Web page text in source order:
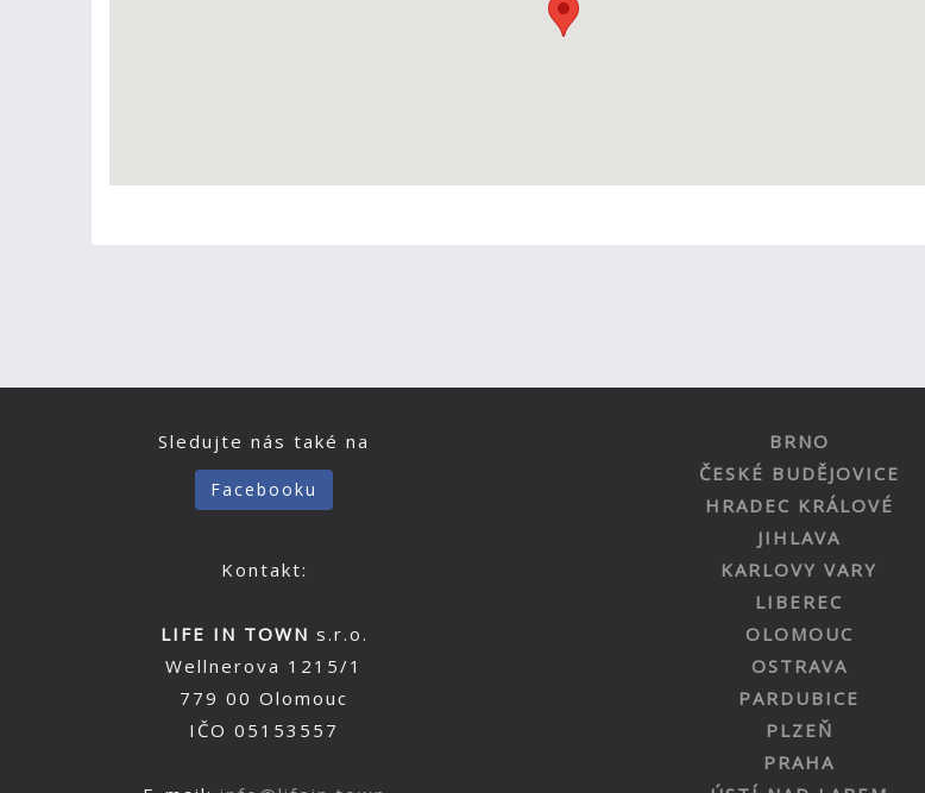
Sledujte nás také na
Facebooku
Kontakt:
LIFE IN TOWN s.r.o.
Wellnerova 1215/1
779 00 Olomouc
IČO 05153557
BRNO
ČESKÉ BUDĚJOVICE
HRADEC KRÁLOVÉ
JIHLAVA
KARLOVY VARY
LIBEREC
OLOMOUC
OSTRAVA
PARDUBICE
PLZEŇ
PRAHA